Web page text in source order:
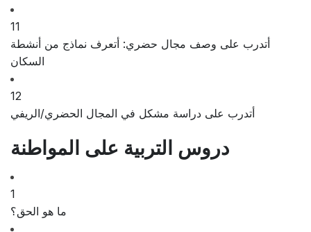
11
أتدرب على وصف مجال حضري: أتعرف نماذج من أنشطة
السكان
12
أتدرب على دراسة مشكل في المجال الحضري/الريفي
دروس التربیة على المواطنة
1
ما هو الحق؟